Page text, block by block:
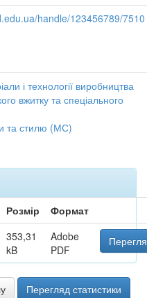
handle/123456789/7510
і технології виробництва
вжитку та спеціального
та стилю (МС)
Розмір
Формат
353,31
kB
Adobe
PDF
Перегляд статистики